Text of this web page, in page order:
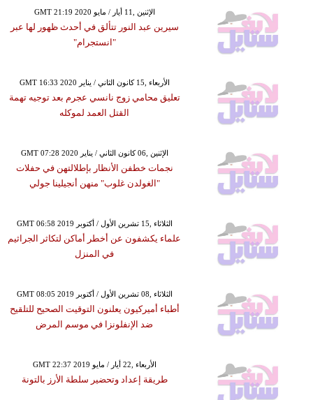
GMT 21:19 2020 الإثنين ,11 أيار / مايو
سيرين عبد النور تتألق في أحدث ظهور لها عبر
"انستجرام"
GMT 16:33 2020 الأربعاء ,15 كانون الثاني / يناير
تعليق محامي زوج نانسي عجرم بعد توجيه تهمة
القتل العمد لموكله
GMT 07:28 2020 الإثنين ,06 كانون الثاني / يناير
نجمات خطفن الأنظار بإطلالتهن في حفلات
"الغولدن غلوب" منهن أنجيلينا جولي
GMT 06:58 2019 الثلاثاء ,15 تشرين الأول / أكتوبر
علماء يكشفون عن أخطر أماكن لتكاثر الجراثيم
في المنزل
GMT 08:05 2019 الثلاثاء ,08 تشرين الأول / أكتوبر
أطباء أميركيون يعلنون التوقيت الصحيح للتلقيح
ضد الإنفلونزا في موسم المرض
GMT 22:37 2019 الأربعاء ,22 أيار / مايو
طريقة إعداد وتحضير سلطة الأرز بالتونة